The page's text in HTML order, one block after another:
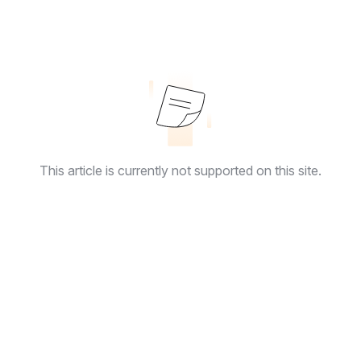
This article is currently not supported on this site.